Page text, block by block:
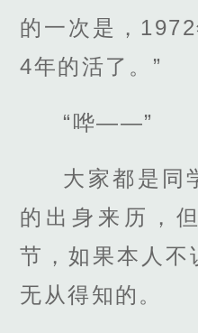
的一次是，
4年的活了。”
“哗——”
大家都是同
的出身来历，
节，如果本人不
无从得知的。